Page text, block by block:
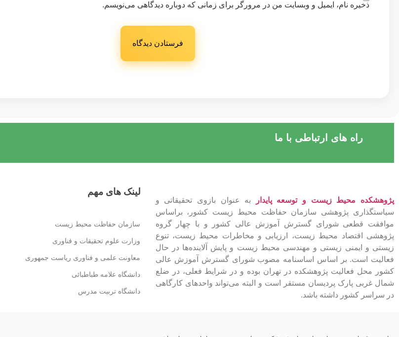
ذخیره نام، ایمیل و وبسایت من در مرورگر برای زمانی که دوباره دیدگاهی می‌نویسم.
راه های ارتباطی با ما
پژوهشکده محیط زیست و توسعه پایدار
به عنوان بازوی تحقیقاتی و
سیاستگذاری پژوهشی سازمان حفاظت محیط زیست کشور، براساس
موافقت قطعی شورای گسترش آموزش عالی کشور و با چهار گروه
پژوهشی اقتصاد محیط زیست، ارزیابی و مخاطرات محیط زیست، تنوع
زیستی و ایمنی زیستی و مهندسی محیط زیست و پایش آلاینده‌ها در حال
فعالیت است. بر اساس اساسنامه مصوب شورای گسترش آموزش عالی
کشور محل فعالیت پژوهشکده در تهران بوده و در شرایط فعلی، در ضلع
شمال غربی پارک پردیسان مستقر است و البته می‌تواند واحدهای کارگاهی
در سراسر کشور داشته باشد.
لینک های مهم
سازمان حفاظت محیط زیست
وزارت علوم تحقیقات و فناوری
معاونت علمی و فناوری ریاست جمهوری
دانشگاه علامه طباطبائی
دانشگاه تربیت مدرس